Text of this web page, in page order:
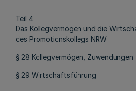
Teil 4
Das Kollegvermögen und die
des Promotionskollegs NRW
§ 28 Kollegvermögen, Zuwendungen
§ 29 Wirtschaftsführung